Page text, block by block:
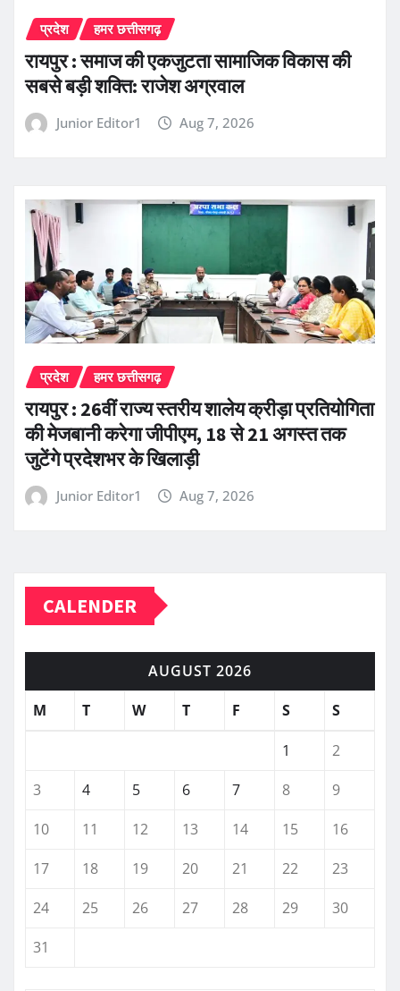
प्रदेश हमर छत्तीसगढ़
रायपुर : समाज की एकजुटता सामाजिक विकास की
सबसे बड़ी शक्ति: राजेश अग्रवाल
Junior Editor1 Aug 7, 2026
प्रदेश हमर छत्तीसगढ़
रायपुर : 26वीं राज्य स्तरीय शालेय क्रीड़ा प्रतियोगिता
की मेजबानी करेगा जीपीएम, 18 से 21 अगस्त तक
जुटेंगे प्रदेशभर के खिलाड़ी
Junior Editor1 Aug 7, 2026
CALENDER
AUGUST 2026
M
T W T F S S
1
2
3
4 5 6 7 8
9
10
11 12 13 14 15
16
17
18 19 20 21 22
23
24
25 26 27 28 29
30
31